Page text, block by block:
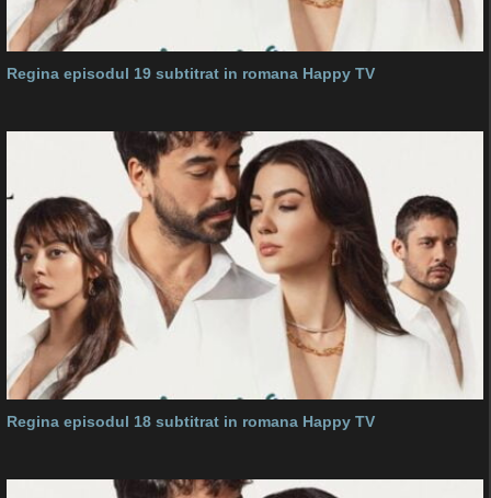
Regina episodul 19 subtitrat in romana Happy TV
Regina episodul 18 subtitrat in romana Happy TV